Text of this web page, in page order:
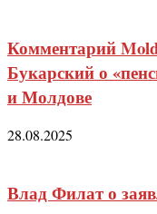
Комментарий
Букарский о
и Молдове
28.08.2025
Влад Филат о